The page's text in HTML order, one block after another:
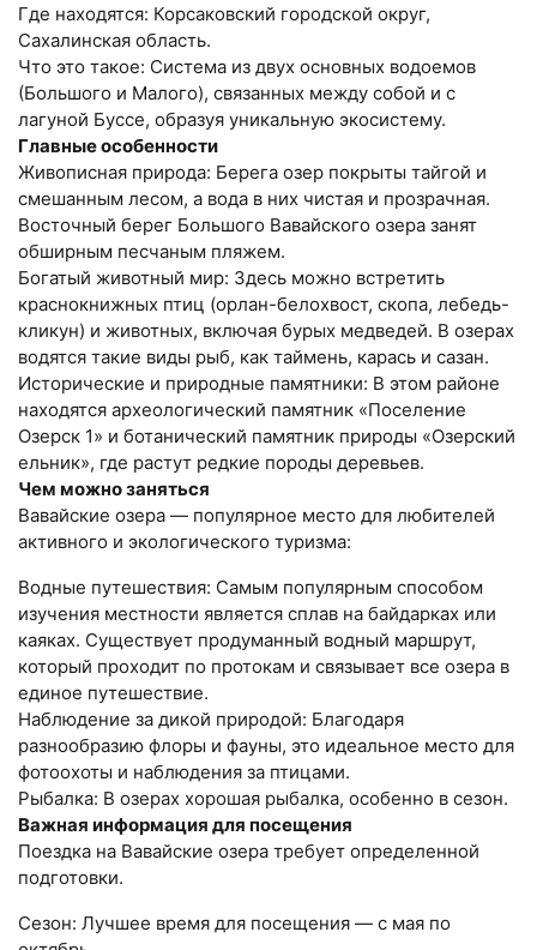
Где находятся: Корсаковский городской округ,
Сахалинская область.
Что это такое: Система из двух основных водоемов
(Большого и Малого), связанных между собой и с
лагуной Буссе, образуя уникальную экосистему.
Главные особенности
Живописная природа: Берега озер покрыты тайгой и
смешанным лесом, а вода в них чистая и прозрачная.
Восточный берег Большого Вавайского озера занят
обширным песчаным пляжем.
Богатый животный мир: Здесь можно встретить
краснокнижных птиц (орлан-белохвост, скопа, лебедь-
кликун) и животных, включая бурых медведей. В озерах
водятся такие виды рыб, как таймень, карась и сазан.
Исторические и природные памятники: В этом районе
находятся археологический памятник «Поселение
Озерск 1» и ботанический памятник природы «Озерский
ельник», где растут редкие породы деревьев.
Чем можно заняться
Вавайские озера — популярное место для любителей
активного и экологического туризма:
Водные путешествия: Самым популярным способом
изучения местности является сплав на байдарках или
каяках. Существует продуманный водный маршрут,
который проходит по протокам и связывает все озера в
единое путешествие.
Наблюдение за дикой природой: Благодаря
разнообразию флоры и фауны, это идеальное место для
фотоохоты и наблюдения за птицами.
Рыбалка: В озерах хорошая рыбалка, особенно в сезон.
Важная информация для посещения
Поездка на Вавайские озера требует определенной
подготовки.
Сезон: Лучшее время для посещения — с мая по